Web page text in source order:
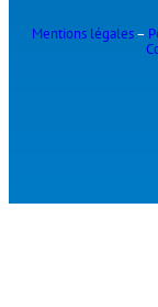
Mentions légales–